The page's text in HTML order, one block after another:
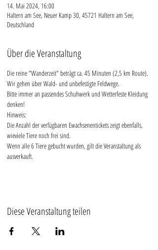
14. Mai 2024, 16:00
Haltern am See, Neuer Kamp 30, 45721 Haltern am See,
Deutschland
Über die Veranstaltung
Die reine "Wanderzeit" beträgt ca. 45 Minuten (2,5 km Route).
Wir gehen über Wald- und unbefestigte Feldwege.
Bitte immer an passendes Schuhwerk und Wetterfeste Kleidung
denken!
Hinweis:
Die Anzahl der verfügbaren Ewachsenentickets zeigt ebenfalls,
wieviele Tiere noch frei sind.
Wenn alle 6 Tiere gebucht wurden, gilt die Veranstaltung als
ausverkauft.
Diese Veranstaltung teilen